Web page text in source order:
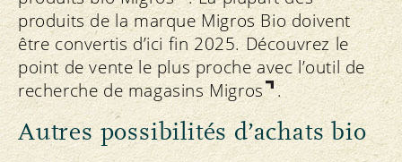
produits de la marque Migros Bio doivent
être convertis d’ici fin 2025. Découvrez le
point de vente le plus proche avec l’outil de
recherche de magasins Migros
.
Autres possibilités d’achats bio